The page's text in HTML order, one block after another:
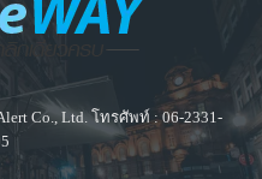
Co., Ltd. โทรศัพท์ : 06-2331-